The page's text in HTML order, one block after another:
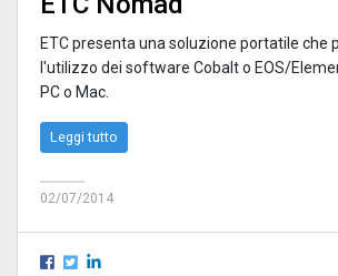
ETC presenta una soluzione portatile che
l'utilizzo dei software Cobalt o EOS/
PC o Mac.
Leggi tutto
02/07/2014